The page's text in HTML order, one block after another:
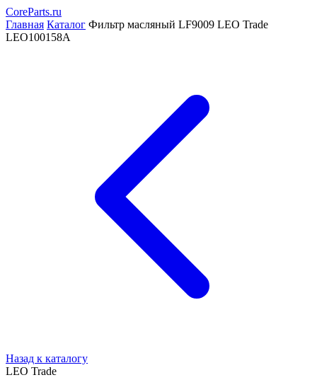
CoreParts.ru
Главная Каталог Фильтр масляный LF9009 LEO Trade
LEO100158A
Назад к каталогу
LEO Trade